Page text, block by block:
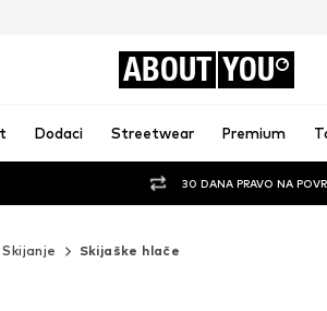
ABOUT YOU
Dodaci Streetwear Premium
30 DANA PRAVO NA
Skijanje Skijaške hlače